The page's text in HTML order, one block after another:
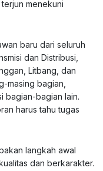
menekuni
baru dari seluruh
dan Distribusi,
Litbang, dan
masing bagian,
bagian-bagian lain.
harus tahu tugas
langkah awal
dan berkarakter.